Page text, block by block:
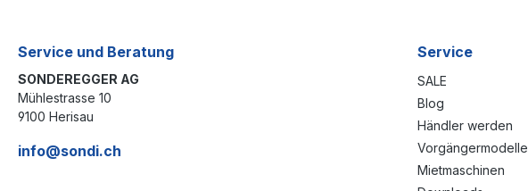
Service und Beratung
SONDEREGGER AG
Mühlestrasse 10
9100 Herisau
info@sondi.ch
Service
SALE
Blog
Händler werden
Vorgängermodelle
Mietmaschinen